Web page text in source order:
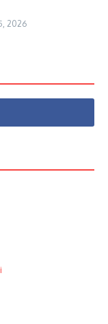
2026